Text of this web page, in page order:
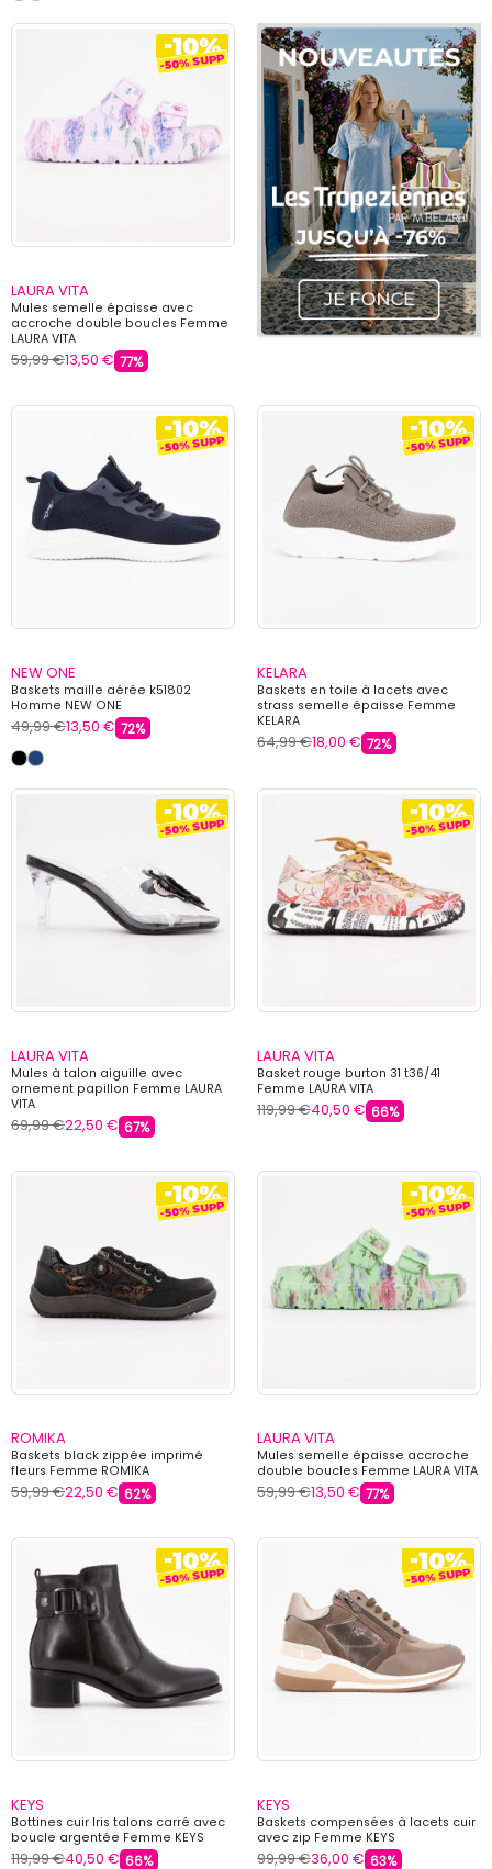
LAURA VITA
Mules semelle épaisse avec
accroche double boucles Femme
LAURA VITA
59,99 €13,50 € 77%
NEW ONE
Baskets maille aérée k51802
Homme NEW ONE
49,99 €13,50 € 72%
KELARA
Baskets en toile à lacets avec
strass semelle épaisse Femme
KELARA
64,99 €18,00 € 72%
LAURA VITA
Mules à talon aiguille avec
ornement papillon Femme LAURA
VITA
69,99 €22,50 € 67%
LAURA VITA
Basket rouge burton 31 t36/41
Femme LAURA VITA
119,99 €40,50 € 66%
ROMIKA
Baskets black zippée imprimé
fleurs Femme ROMIKA
59,99 €22,50 € 62%
LAURA VITA
Mules semelle épaisse accroche
double boucles Femme LAURA VITA
59,99 €13,50 € 77%
KEYS
Bottines cuir Iris talons carré avec
boucle argentée Femme KEYS
119,99 €40,50 € 66%
KEYS
Baskets compensées à lacets cuir
avec zip Femme KEYS
99,99 €36,00 € 63%